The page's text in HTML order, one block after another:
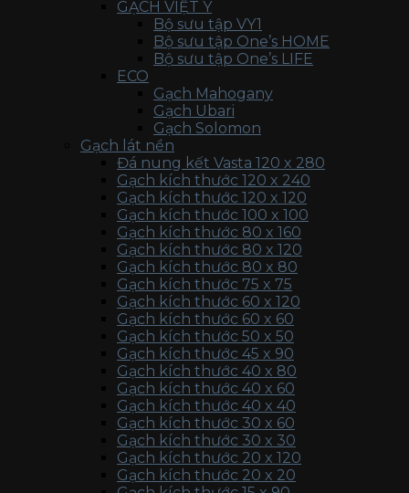
GẠCH VIỆT Ý
Bộ sưu tập VY1
Bộ sưu tập One’s HOME
Bộ sưu tập One’s LIFE
ECO
Gạch Mahogany
Gạch Ubari
Gạch Solomon
Gạch lát nền
Đá nung kết Vasta 120 x 280
Gạch kích thước 120 x 240
Gạch kích thước 120 x 120
Gạch kích thước 100 x 100
Gạch kích thước 80 x 160
Gạch kích thước 80 x 120
Gạch kích thước 80 x 80
Gạch kích thước 75 x 75
Gạch kích thước 60 x 120
Gạch kích thước 60 x 60
Gạch kích thước 50 x 50
Gạch kích thước 45 x 90
Gạch kích thước 40 x 80
Gạch kích thước 40 x 60
Gạch kích thước 40 x 40
Gạch kích thước 30 x 60
Gạch kích thước 30 x 30
Gạch kích thước 20 x 120
Gạch kích thước 20 x 20